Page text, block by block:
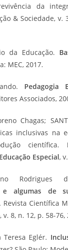
da
& Sociedade, v.
da Educação.
MEC, 2017.
Pedagogia
Associados,
Chagas;
inclusivas na
científica.
Especial,
e algumas de
Revista Científica
8, n. 12, p. 58-76,
Teresa Eglér.